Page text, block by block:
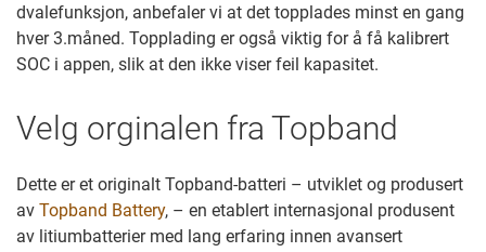
dvalefunksjon, anbefaler vi at det topplades minst en gang
hver 3.måned. Topplading er også viktig for å få kalibrert
SOC i appen, slik at den ikke viser feil kapasitet.
Velg orginalen fra Topband
Dette er et originalt Topband-batteri – utviklet og produsert
av Topband Battery, – en etablert internasjonal produsent
av litiumbatterier med lang erfaring innen avansert